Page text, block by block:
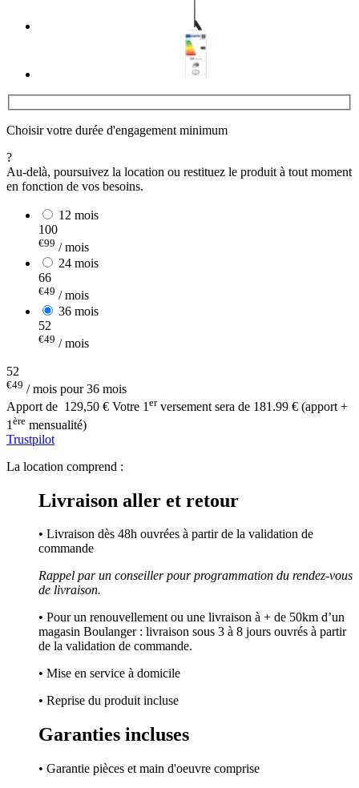
Choisir votre durée d'engagement minimum
?
Au-delà, poursuivez la location ou restituez le produit à tout moment
en fonction de vos besoins.
12 mois
100
€99 / mois
24 mois
66
€49 / mois
36 mois
52
€49 / mois
52
€49 / mois pour 36 mois
Apport de 129,50 € Votre 1 erversement sera de 181.99 € (apport +
1 ère mensualité)
Trustpilot
La location comprend :
Livraison aller et retour
• Livraison dès 48h ouvrées à partir de la validation de
commande
Rappel par un conseiller pour programmation du rendez-vous
de livraison.
• Pour un renouvellement ou une livraison à + de 50km d’un
magasin Boulanger : livraison sous 3 à 8 jours ouvrés à partir
de la validation de commande.
• Mise en service à domicile
• Reprise du produit incluse
Garanties incluses
• Garantie pièces et main d'oeuvre comprise